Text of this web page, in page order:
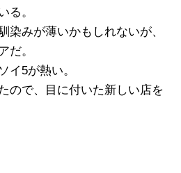
る。
染みが薄いかもしれないが、
だ。
イ5が熱い。
ので、目に付いた新しい店を